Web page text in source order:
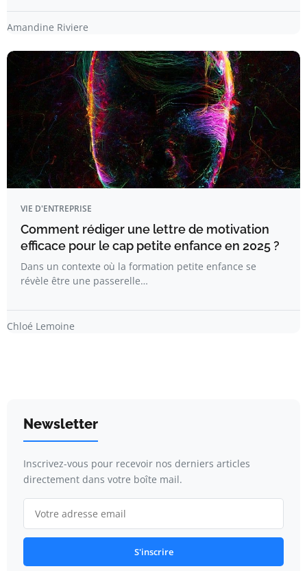
Amandine Riviere
VIE D'ENTREPRISE
Comment rédiger une lettre de motivation
efficace pour le cap petite enfance en 2025 ?
Dans un contexte où la formation petite enfance se
révèle être une passerelle…
Chloé Lemoine
Newsletter
Inscrivez-vous pour recevoir nos derniers articles
directement dans votre boîte mail.
S'inscrire